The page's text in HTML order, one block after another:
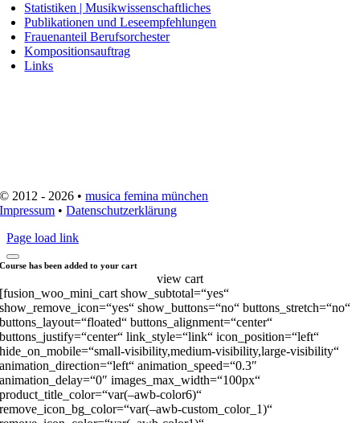
Statistiken | Musikwissenschaftliches
Publikationen und Leseempfehlungen
Frauenanteil Berufsorchester
Kompositionsauftrag
Links
© 2012 - 2026 •musica femina münchen
Impressum •Datenschutzerklärung
Page load link
Course has been added to your cart
view cart
[fusion_woo_mini_cart show_subtotal=“yes“
show_remove_icon=“yes“ show_buttons=“no“ buttons_stretch=“no“
buttons_layout=“floated“ buttons_alignment=“center“
buttons_justify=“center“ link_style=“link“ icon_position=“left“
hide_on_mobile=“small-visibility,medium-visibility,large-visibility“
animation_direction=“left“ animation_speed=“0.3″
animation_delay=“0″ images_max_width=“100px“
product_title_color=“var(–awb-color6)“
remove_icon_bg_color=“var(–awb-custom_color_1)“